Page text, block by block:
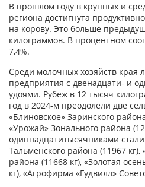
В прошлом году в крупных и
региона достигнута
на корову. Это больше
килограммов. В процентном
7,4%.
Среди молочных хозяйств края
предприятия с двенадцати- и
удоями. Рубеж в 12 тысяч
год в 2024-м преодолели две
«Блиновское» Заринского
«Урожай» Зонального района
одиннадцатитысячниками
Тальменского района (11967
района (11668 кг), «Золотая
кг), «Агрофирма «Гудвилл»